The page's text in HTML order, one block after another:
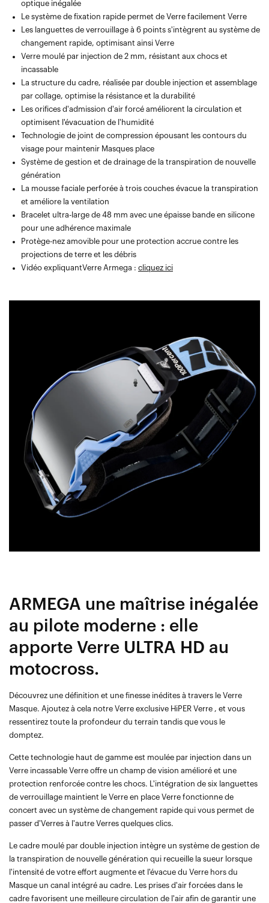
optique inégalée
Le système de fixation rapide permet de Verre facilement Verre
Les languettes de verrouillage à 6 points s'intègrent au système de
changement rapide, optimisant ainsi Verre
Verre moulé par injection de 2 mm, résistant aux chocs et
incassable
La structure du cadre, réalisée par double injection et assemblage
par collage, optimise la résistance et la durabilité
Les orifices d'admission d'air forcé améliorent la circulation et
optimisent l'évacuation de l'humidité
Technologie de joint de compression épousant les contours du
visage pour maintenir Masques place
Système de gestion et de drainage de la transpiration de nouvelle
génération
La mousse faciale perforée à trois couches évacue la transpiration
et améliore la ventilation
Bracelet ultra-large de 48 mm avec une épaisse bande en silicone
pour une adhérence maximale
Protège-nez amovible pour une protection accrue contre les
projections de terre et les débris
Vidéo expliquantVerre Armega : cliquez ici
ARMEGA une maîtrise inégalée
au pilote moderne : elle
apporte Verre ULTRA HD au
motocross.
Découvrez une définition et une finesse inédites à travers le Verre
Masque. Ajoutez à cela notre Verre exclusive HiPER Verre , et vous
ressentirez toute la profondeur du terrain tandis que vous le
domptez.
Cette technologie haut de gamme est moulée par injection dans un
Verre incassable Verre offre un champ de vision amélioré et une
protection renforcée contre les chocs. L'intégration de six languettes
de verrouillage maintient le Verre en place Verre fonctionne de
concert avec un système de changement rapide qui vous permet de
passer d'Verres à l'autre Verres quelques clics.
Le cadre moulé par double injection intègre un système de gestion de
la transpiration de nouvelle génération qui recueille la sueur lorsque
l'intensité de votre effort augmente et l'évacue du Verre hors du
Masque un canal intégré au cadre. Les prises d'air forcées dans le
cadre favorisent une meilleure circulation de l'air afin de garantir une